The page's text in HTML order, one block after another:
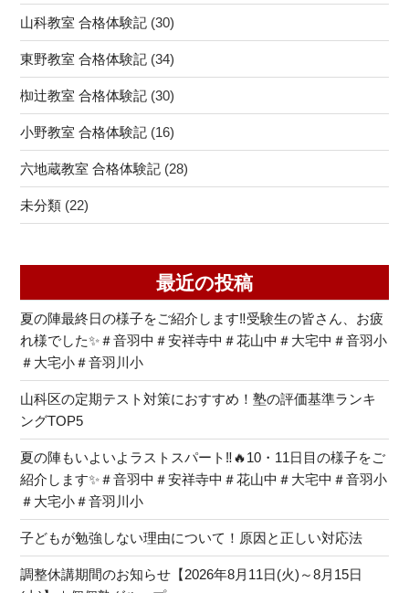
東
高
校】”
の
山科教室 合格体験記 (30)
東野教室 合格体験記 (34)
椥辻教室 合格体験記 (30)
小野教室 合格体験記 (16)
六地蔵教室 合格体験記 (28)
未分類 (22)
最近の投稿
夏の陣最終日の様子をご紹介します‼受験生の皆さん、お疲
れ様でした✨＃音羽中＃安祥寺中＃花山中＃大宅中＃音羽小
＃大宅小＃音羽川小
山科区の定期テスト対策におすすめ！塾の評価基準ランキ
ングTOP5
夏の陣もいよいよラストスパート‼🔥10・11日目の様子をご
紹介します✨＃音羽中＃安祥寺中＃花山中＃大宅中＃音羽小
＃大宅小＃音羽川小
子どもが勉強しない理由について！原因と正しい対応法
調整休講期間のお知らせ【2026年8月11日(火)～8月15日